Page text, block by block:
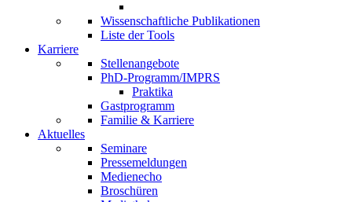
Wissenschaftliche Publikationen
Liste der Tools
Karriere
Stellenangebote
PhD-Programm/IMPRS
Praktika
Gastprogramm
Familie & Karriere
Aktuelles
Seminare
Pressemeldungen
Medienecho
Broschüren